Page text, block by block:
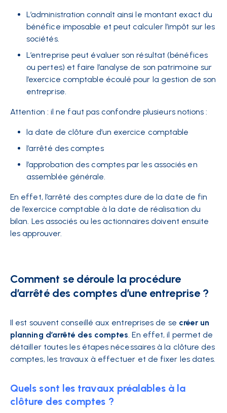
L’administration connaît ainsi le montant exact du
bénéfice imposable et peut calculer l’impôt sur les
sociétés.
L’entreprise peut évaluer son résultat (bénéfices
ou pertes) et faire l’analyse de son patrimoine sur
l’exercice comptable écoulé pour la gestion de son
entreprise.
Attention : il ne faut pas confondre plusieurs notions :
la date de clôture d’un exercice comptable
l’arrêté des comptes
l’approbation des comptes par les associés en
assemblée générale.
En effet, l’arrêté des comptes dure de la date de fin
de l’exercice comptable à la date de réalisation du
bilan. Les associés ou les actionnaires doivent ensuite
les approuver.
Comment se déroule la procédure
d’arrêté des comptes d’une entreprise ?
Il est souvent conseillé aux entreprises de se créer un
planning d’arrêté des comptes. En effet, il permet de
détailler toutes les étapes nécessaires à la clôture des
comptes, les travaux à effectuer et de fixer les dates.
Quels sont les travaux préalables à la
clôture des comptes ?